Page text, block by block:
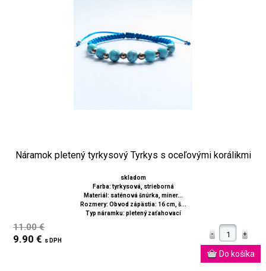
Náramok pletený tyrkysový Tyrkys s oceľovými korálikmi
skladom
Farba: tyrkysová, strieborná
Materiál: saténová šnúrka, miner...
Rozmery: Obvod zápästia: 16 cm, š...
Typ náramku: pletený zaťahovací
11.00 €
9.90 € s DPH